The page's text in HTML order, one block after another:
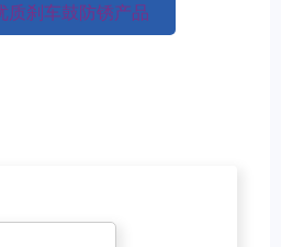
质刹车鼓防锈产品